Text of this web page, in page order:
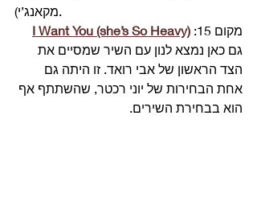
מקאנג’י).
מקום 15:
I Want You (she’s So Heavy)
גם כאן נמצא לנון עם השיר שמסיים את
הצד הראשון של אבי רואד. זו היתה גם
אחת הבחירות של יוני רכטר, שהשתתף אף
הוא בבחירת השירים.